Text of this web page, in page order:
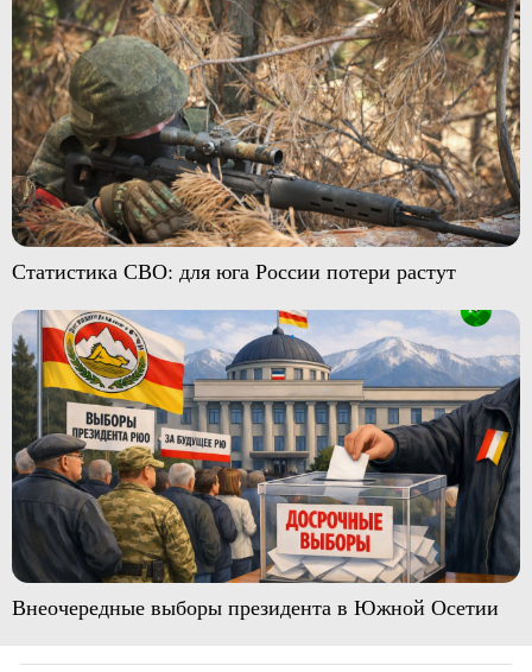
Статистика СВО: для юга России потери растут
Внеочередные выборы президента в Южной Осетии